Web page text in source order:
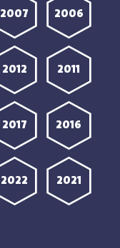
2006
2007
2011
2012
2016
2017
2021
2022